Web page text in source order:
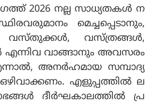
2026 നല്ല സാധ്യതകള്‍ ന
മെച്ചപ്പെടാനും,
വസ്ത്രങ്ങള്‍,
വാങ്ങാനും അവസരം
അനര്‍ഹമായ സമ്പാദ്യ
എളുപ്പത്തില്‍ ല
ദീര്‍ഘകാലത്തില്‍ പ്ര